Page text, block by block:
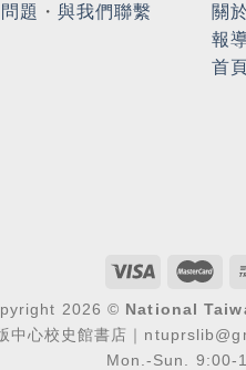
題 ・與我們聯繫 關
報
首
2026 © National
中心校史館書店｜
Mon.-Sun. 9:00-